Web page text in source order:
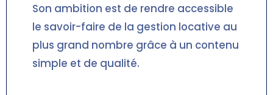
Son ambition est de rendre accessible
le savoir-faire de la gestion locative au
plus grand nombre grâce à un contenu
simple et de qualité.